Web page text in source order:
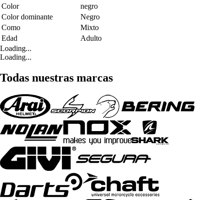
Color
negro
Color dominante
Negro
Como
Mixto
Edad
Adulto
Loading...
Loading...
Todas nuestras marcas